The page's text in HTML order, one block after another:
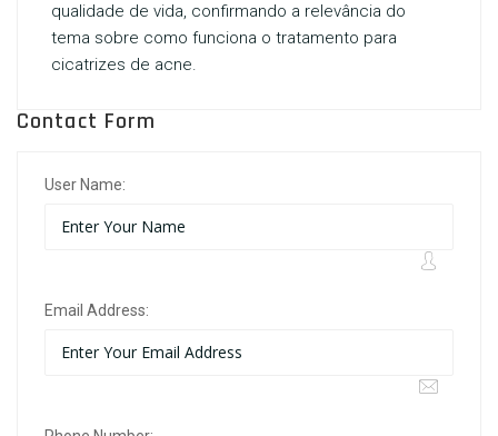
qualidade de vida, confirmando a relevância do
tema sobre como funciona o tratamento para
cicatrizes de acne.
Contact Form
User Name:
Email Address: